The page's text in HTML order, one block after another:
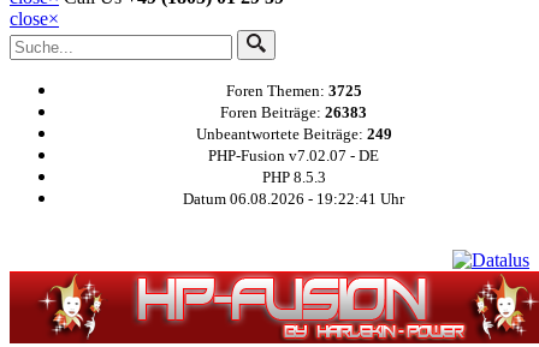
close×
Foren Themen: 3725
Foren Beiträge: 26383
Unbeantwortete Beiträge: 249
PHP-Fusion v7.02.07 - DE
PHP 8.5.3
Datum 06.08.2026 - 19:22:42 Uhr